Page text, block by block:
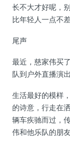
长不大才好呢，
比年轻人一点不
尾声
最近，慈家伟买
队到户外直播演出
生活最好的模样
的诗意，行走在
辆车疾驰而过，
伟和他乐队的朋友